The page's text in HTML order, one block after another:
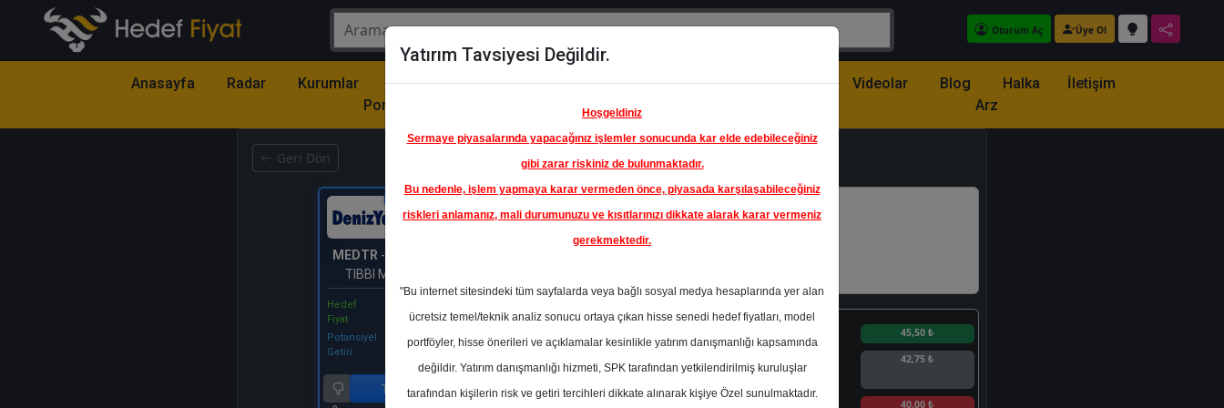
Oturum Aç Üye Ol
Anasayfa Radar Kurumlar
Model
Portföy
Hisse
Öne
Çıkanlar
Raporlar Partnerlerimiz Videolar Blog
Halka
Arz
İletişim
Geri Dön
MEDTR - MEDITERA
TIBBI MALZEME
Hedef
Fiyat
Potansiyel
Getiri
%0.00
Tut
En Yüksek Tahmin 45,50 ₺
Ortalama Fiyat
Tahmini
42,75 ₺
40,00 ₺
Yatırım Tavsiyesi Değildir.
Hoşgeldiniz
Sermaye piyasalarında yapacağınız işlemler sonucunda kar elde edebileceğiniz
gibi zarar riskiniz de bulunmaktadır.
Bu nedenle, işlem yapmaya karar vermeden önce, piyasada karşılaşabileceğiniz
riskleri anlamanız, mali durumunuzu ve kısıtlarınızı dikkate alarak karar vermeniz
gerekmektedir.
"Bu internet sitesindeki tüm sayfalarda veya bağlı sosyal medya hesaplarında yer alan
ücretsiz temel/teknik analiz sonucu ortaya çıkan hisse senedi hedef fiyatları, model
portföyler, hisse önerileri ve açıklamalar kesinlikle yatırım danışmanlığı kapsamında
değildir. Yatırım danışmanlığı hizmeti, SPK tarafından yetkilendirilmiş kuruluşlar
tarafından kişilerin risk ve getiri tercihleri dikkate alınarak kişiye Özel sunulmaktadır.